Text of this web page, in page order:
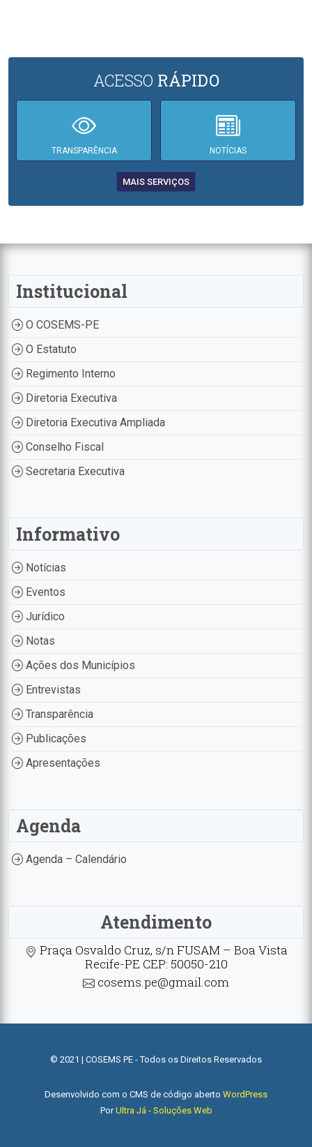
ACESSO RÁPIDO
TRANSPARÊNCIA NOTÍCIAS
MAIS SERVIÇOS
Institucional
O COSEMS-PE
O Estatuto
Regimento Interno
Diretoria Executiva
Diretoria Executiva Ampliada
Conselho Fiscal
Secretaria Executiva
Informativo
Notícias
Eventos
Jurídico
Notas
Ações dos Municípios
Entrevistas
Transparência
Publicações
Apresentações
Agenda
Agenda – Calendário
Atendimento
Praça Osvaldo Cruz, s/n FUSAM – Boa Vista
Recife-PE CEP: 50050-210
cosems.pe@gmail.com
© 2021 | COSEMS PE - Todos os Direitos Reservados
Desenvolvido com o CMS de código aberto WordPress
PorUltra Já - Soluções Web